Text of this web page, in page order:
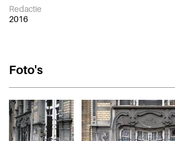
Redactie
2016
Foto's